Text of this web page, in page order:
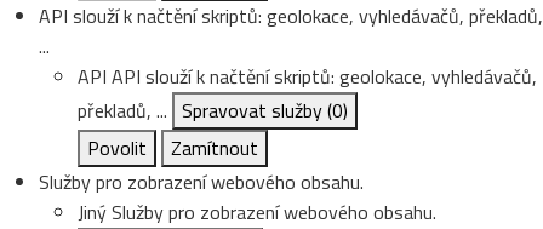
API slouží k načtění skriptů: geolokace, vyhledávačů, překladů,
...
API API slouží k načtění skriptů: geolokace, vyhledávačů,
překladů, ... Spravovat služby(0)
Povolit
Zamítnout
Služby pro zobrazení webového obsahu.
JinýSlužby pro zobrazení webového obsahu.